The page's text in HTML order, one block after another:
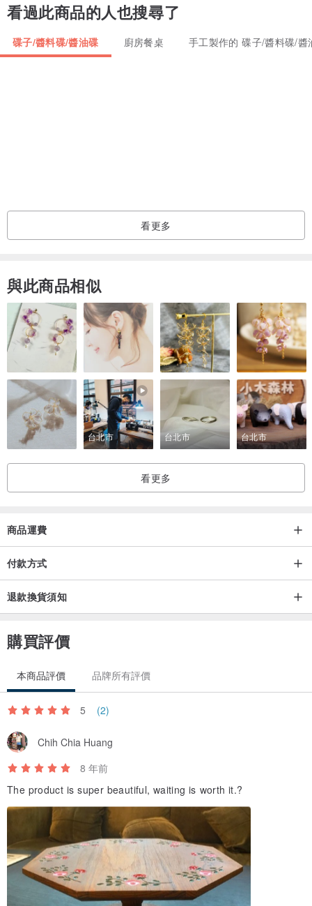
FATCAT的切菜板奶油來維護木托盤。
看過此商品的人也搜尋了
碟子/醬料碟/醬油碟 廚房餐桌 手工製作的 碟子/醬料碟/醬
看更多
與此商品相似
台北市 台北市 台北市
看更多
商品運費
付款方式
退款換貨須知
購買評價
本商品評價 品牌所有評價
5 (2)
Chih Chia Huang
8 年前
The product is super beautiful, waiting is worth it.?